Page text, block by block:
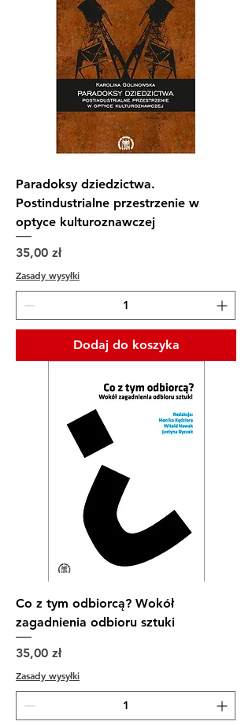
Paradoksy dziedzictwa.
Postindustrialne przestrzenie w
optyce kulturoznawczej
Cena
35,00 zł
Zasady wysyłki
Dodaj do koszyka
Co z tym odbiorcą? Wokół
zagadnienia odbioru sztuki
Cena
35,00 zł
Zasady wysyłki